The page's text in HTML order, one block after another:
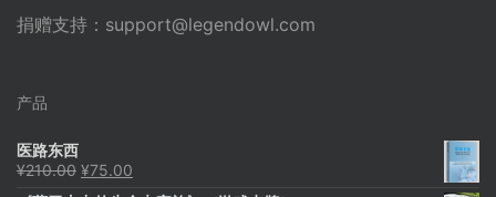
捐赠支持： support@legendowl.com
产品
医路东西
¥210.00 原
¥75.00